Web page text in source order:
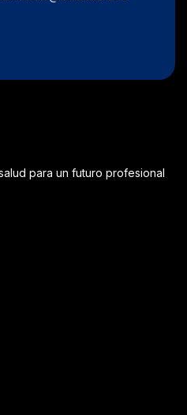
para un futuro profesional